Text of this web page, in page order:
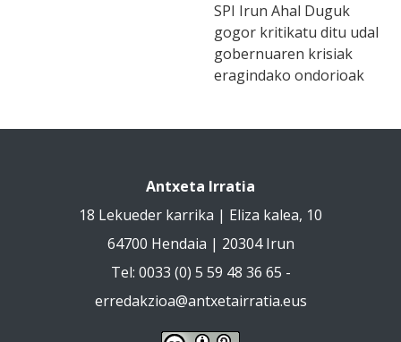
SPI Irun Ahal Duguk
gogor kritikatu ditu udal
gobernuaren krisiak
eragindako ondorioak
Antxeta Irratia
18 Lekueder karrika | Eliza kalea, 10
64700 Hendaia | 20304 Irun
Tel: 0033 (0) 5 59 48 36 65 -
erredakzioa@antxetairratia.eus